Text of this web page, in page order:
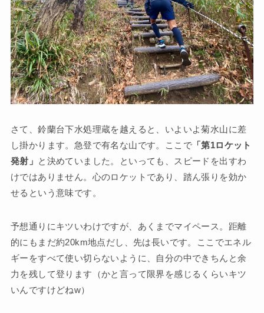
さて、鈴蘭台下水処理蔵を越えると、いよいよ菊水山に差
し掛かります。急登で有名な山です。ここで「第1ロケット
発射」 と決めていました。といっても、スピードを出すわ
けではありません。心のロケットであり、踏ん張りを効か
せるという意味です。
予想通りにキツいわけですが、あくまでマイペース。距離
的にもまだ約20km地点だし、先は長いです。ここでエネル
ギーをすべて使い切らないように、自分の中できちんと余
力を残して登ります（かと言って限界を感じるくらいキツ
いんですけどねw）